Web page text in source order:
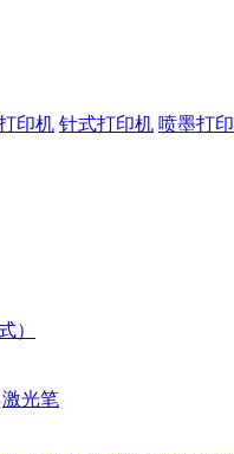
印机 针式打印机 喷墨打
）
激光笔